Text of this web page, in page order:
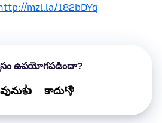
mzl.la/182bDYq
ఉపయోగపడిందా?
కాదు👎